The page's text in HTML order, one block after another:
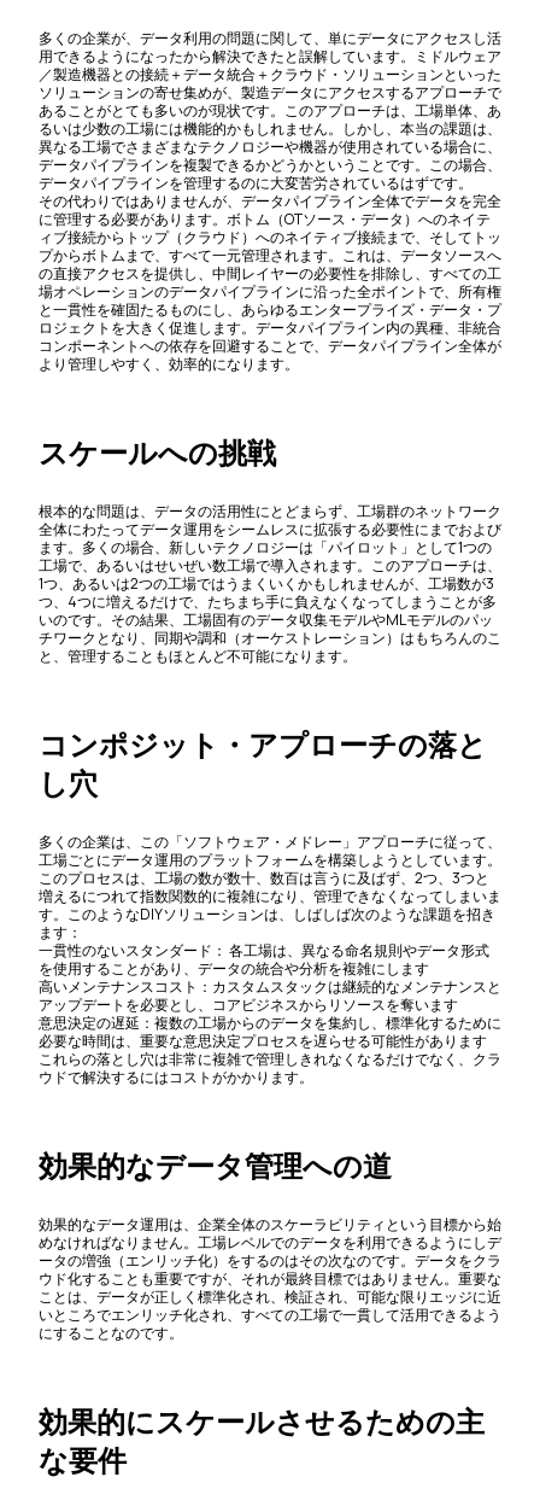
多くの企業が、データ利用の問題に関して、単にデータにアクセスし活
用できるようになったから解決できたと誤解しています。ミドルウェア
／製造機器との接続＋データ統合＋クラウド・ソリューションといった
ソリューションの寄せ集めが、製造データにアクセスするアプローチで
あることがとても多いのが現状です。このアプローチは、工場単体、あ
るいは少数の工場には機能的かもしれません。しかし、本当の課題は、
異なる工場でさまざまなテクノロジーや機器が使用されている場合に、
データパイプラインを複製できるかどうかということです。この場合、
データパイプラインを管理するのに大変苦労されているはずです。
その代わりではありませんが、データパイプライン全体でデータを完全
に管理する必要があります。ボトム（OTソース・データ）へのネイテ
ィブ接続からトップ（クラウド）へのネイティブ接続まで、そしてトッ
プからボトムまで、すべて一元管理されます。これは、データソースへ
の直接アクセスを提供し、中間レイヤーの必要性を排除し、すべての工
場オペレーションのデータパイプラインに沿った全ポイントで、所有権
と一貫性を確固たるものにし、あらゆるエンタープライズ・データ・プ
ロジェクトを大きく促進します。データパイプライン内の異種、非統合
コンポーネントへの依存を回避することで、データパイプライン全体が
より管理しやすく、効率的になります。
スケールへの挑戦
根本的な問題は、データの活用性にとどまらず、工場群のネットワーク
全体にわたってデータ運用をシームレスに拡張する必要性にまでおよび
ます。多くの場合、新しいテクノロジーは「パイロット」として1つの
工場で、あるいはせいぜい数工場で導入されます。このアプローチは、
1つ、あるいは2つの工場ではうまくいくかもしれませんが、工場数が3
つ、4つに増えるだけで、たちまち手に負えなくなってしまうことが多
いのです。その結果、工場固有のデータ収集モデルやMLモデルのパッ
チワークとなり、同期や調和（オーケストレーション）はもちろんのこ
と、管理することもほとんど不可能になります。
コンポジット・アプローチの落と
し穴
多くの企業は、この「ソフトウェア・メドレー」アプローチに従って、
工場ごとにデータ運用のプラットフォームを構築しようとしています。
このプロセスは、工場の数が数十、数百は言うに及ばず、2つ、3つと
増えるにつれて指数関数的に複雑になり、管理できなくなってしまいま
す。このようなDIYソリューションは、しばしば次のような課題を招き
ます：
一貫性のないスタンダード： 各工場は、異なる命名規則やデータ形式
を使用することがあり、データの統合や分析を複雑にします
高いメンテナンスコスト：カスタムスタックは継続的なメンテナンスと
アップデートを必要とし、コアビジネスからリソースを奪います
意思決定の遅延：複数の工場からのデータを集約し、標準化するために
必要な時間は、重要な意思決定プロセスを遅らせる可能性があります
これらの落とし穴は非常に複雑で管理しきれなくなるだけでなく、クラ
ウドで解決するにはコストがかかります。
効果的なデータ管理への道
効果的なデータ運用は、企業全体のスケーラビリティという目標から始
めなければなりません。工場レベルでのデータを利用できるようにしデ
ータの増強（エンリッチ化）をするのはその次なのです。データをクラ
ウド化することも重要ですが、それが最終目標ではありません。重要な
ことは、データが正しく標準化され、検証され、可能な限りエッジに近
いところでエンリッチ化され、すべての工場で一貫して活用できるよう
にすることなのです。
効果的にスケールさせるための主
な要件